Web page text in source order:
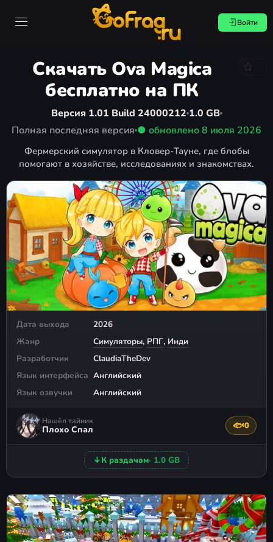
Войти
Скачать Ova Magica
бесплатно на ПК
Версия 1.01 Build 24000212 1.0 GB
Полная последняя версия ● обновлено8 июля 2026
Фермерский симулятор в Кловер-Тауне, где блобы
помогают в хозяйстве, исследованиях и знакомствах.
Дата выхода
2026
Жанр
Симуляторы, РПГ, Инди
Разработчик
ClaudiaTheDev
Язык интерфейса Английский
Язык озвучки
Английский
Нашёл тайник
Плохо Спал 🐟0
↓К раздачам· 1.0 GB